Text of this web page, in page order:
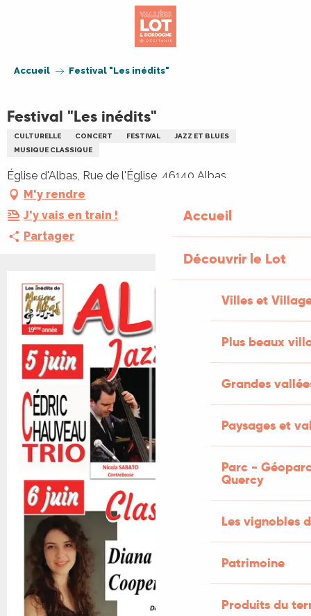
Accueil
Découvrir le Lot
Villes et
Plus beaux
Grandes
Paysages et
Parc -
Quercy
Les vignobles
Patrimoine
Produits du
Accueil Festival "Les inédits"
Festival "Les inédits"
CULTURELLE CONCERT FESTIVAL
JAZZ ET BLUES
MUSIQUE CLASSIQUE
Église d'Albas, Rue de l'Église, 46140 Albas
M'y rendre
J'y vais en train !
Partager